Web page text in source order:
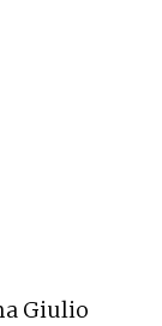
Giulio